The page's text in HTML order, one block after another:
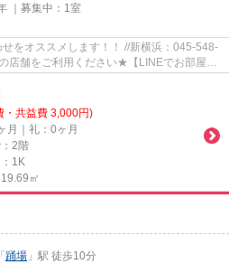
｜募集中： 1室
をオススメします！！ //新横浜：045-548-
店舗をご利用ください★【LINEでお部屋探
・共益費 3,000円)
月｜礼：0ヶ月
2階
1K
㎡
「 踊場 」駅 徒歩10分